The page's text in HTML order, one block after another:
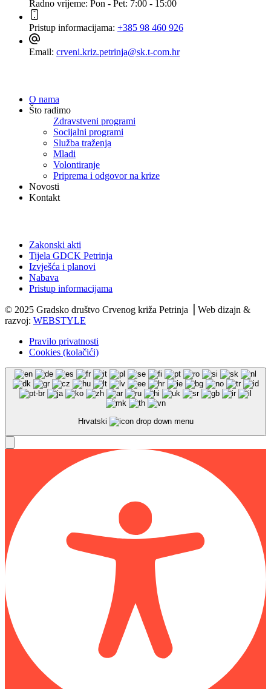
Radno vrijeme: Pon - Pet: 7:00 - 15:00
Pristup informacijama: +385 98 460 926
Email: crveni.kriz.petrinja@sk.t-com.hr
O nama
Što radimo
Zdravstveni programi
Socijalni programi
Služba traženja
Mladi
Volontiranje
Priprema i odgovor na krize
Novosti
Kontakt
Zakonski akti
Tijela GDCK Petrinja
Izvješća i planovi
Nabava
Pristup informacijama
© 2025 Gradsko društvo Crvenog križa Petrinja ⎟ Web dizajn &
razvoj: WEBSTYLE
Pravilo privatnosti
Cookies (kolačići)
Hrvatski